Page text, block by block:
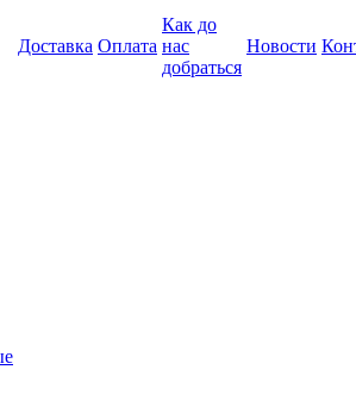
Доставка Оплата
Как до
нас
добраться
Новости